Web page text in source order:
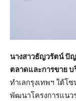
นางสาวธัญวรัตน์ ปั
ตลาดและการขาย
ทำเลกรุงเทพฯ ใต้โ
พัฒนาโครงการแนว